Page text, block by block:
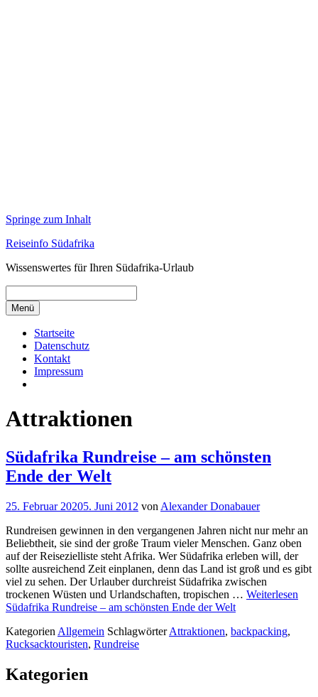
Springe zum Inhalt
Reiseinfo Südafrika
Wissenswertes für Ihren Südafrika-Urlaub
Menü
Startseite
Datenschutz
Kontakt
Impressum
Attraktionen
Südafrika Rundreise – am schönsten
Ende der Welt
25. Februar 20205. Juni 2012 von Alexander Donabauer
Rundreisen gewinnen in den vergangenen Jahren nicht nur mehr an
Beliebtheit, sie sind der große Traum vieler Menschen. Ganz oben
auf der Reisezielliste steht Afrika. Wer Südafrika erleben will, der
sollte ausreichend Zeit einplanen, denn das Land ist groß und es gibt
viel zu sehen. Der Urlauber durchreist Südafrika zwischen
trockenen Wüsten und Urlandschaften, tropischen … Weiterlesen
Südafrika Rundreise – am schönsten Ende der Welt
Kategorien Allgemein SchlagwörterAttraktionen, backpacking,
Rucksacktouristen, Rundreise
Kategorien